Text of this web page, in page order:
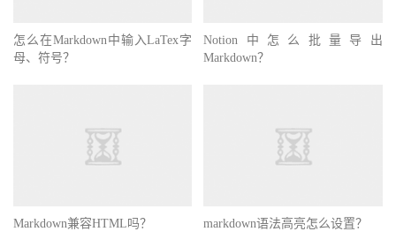
怎么在Markdown中输入LaTex字
母、符号？
Notion中怎么批量导出
Markdown？
Markdown兼容HTML吗？ markdown语法高亮怎么设置？